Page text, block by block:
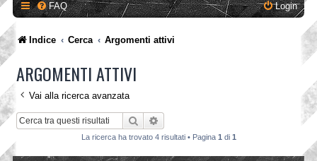
FAQ Login
Indice Cerca Argomenti attivi
ARGOMENTI ATTIVI
Vai alla ricerca avanzata
Cerca
La ricerca ha trovato 4 risultati • Pagina 1 di 1